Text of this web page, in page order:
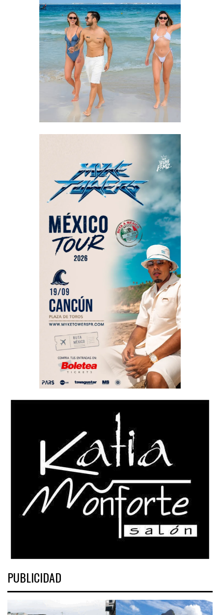
PUBLICIDAD